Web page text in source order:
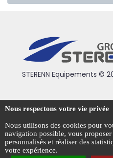
STERENN Equipements ©
Condiotions générales de
Mentions légales
Politique de confidentialité
Gestion des cookies
Nous respectons votre vie privée
Nous utilisons des cookies pour
navigation possible, vous
personnalisés et réaliser des
votre expérience.